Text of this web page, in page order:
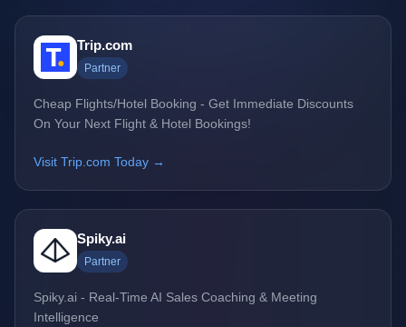
Trip.com
Partner
Cheap Flights/Hotel Booking - Get Immediate Discounts
On Your Next Flight & Hotel Bookings!
Visit Trip.com Today →
Spiky.ai
Partner
Spiky.ai - Real-Time AI Sales Coaching & Meeting
Intelligence